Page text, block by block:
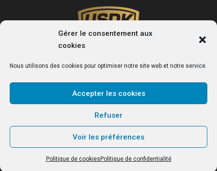
Gérer le consentement aux
cookies
Nous utilisons des cookies pour optimiser notre site web et notre service.
Accepter les cookies
Refuser
Voir les préférences
Politique de cookies Politique de confidentialité
USDK